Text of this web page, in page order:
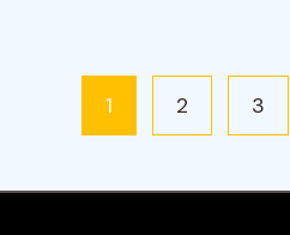
Paginación
de
1 2 3